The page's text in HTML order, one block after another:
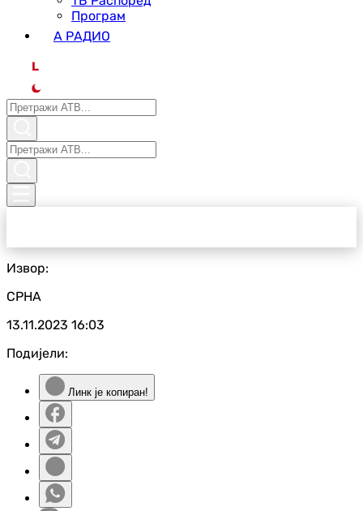
Програм
А РАДИО
L
Извор:
СРНА
13.11.2023 16:03
Подијели:
Линк је копиран!